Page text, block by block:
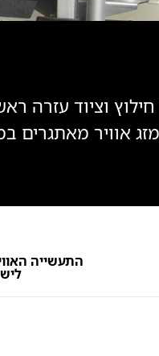
חילוץ וציוד
אוויר מאתגרים
התעשייה